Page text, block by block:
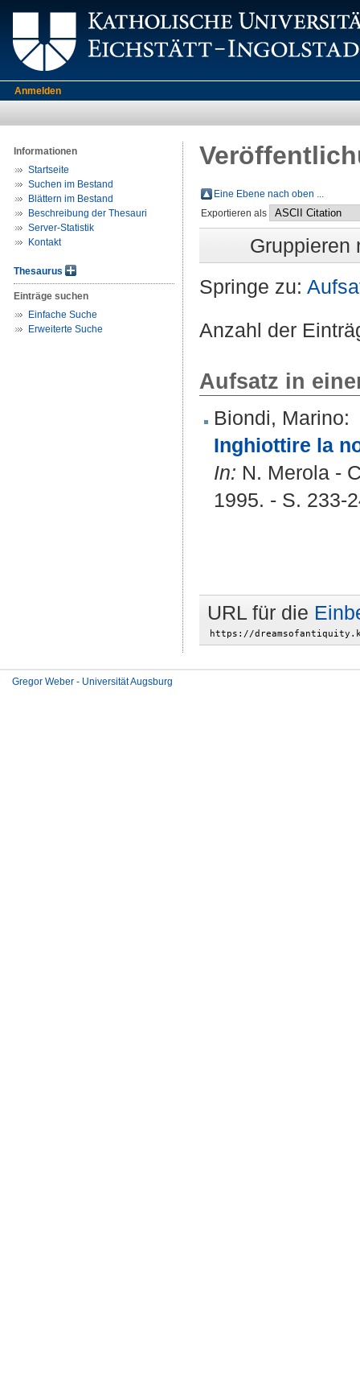
Anmelden
Informationen
Startseite
Suchen im Bestand
Blättern im Bestand
Beschreibung der Thesauri
Server-Statistik
Kontakt
Thesaurus
Einträge suchen
Einfache Suche
Erweiterte Suche
Eine Ebene nach oben ...
Exportieren als
Gruppieren
Springe zu:
Anzahl der
Aufsatz in
Biondi, Marino:
Inghiottire la
In: N. Merola -
1995. - S. 233-
URL für die
Gregor Weber - Universität Augsburg